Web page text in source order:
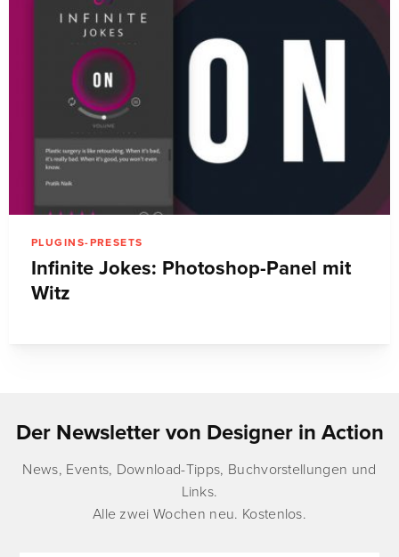
PLUGINS-PRESETS
Infinite Jokes: Photoshop-Panel mit
Witz
Der Newsletter von Designer in Action
News, Events, Download-Tipps, Buchvorstellungen und
Links.
Alle zwei Wochen neu. Kostenlos.